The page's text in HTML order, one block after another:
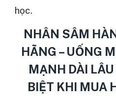
học.
NHÂN SÂM
HÃNG – UỐNG
MẠNH DÀI
BIỆT KHI MUA